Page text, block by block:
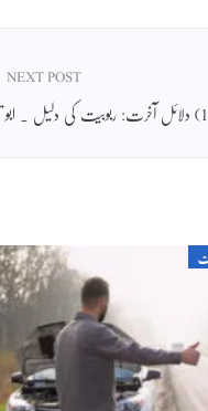
NEXT POST